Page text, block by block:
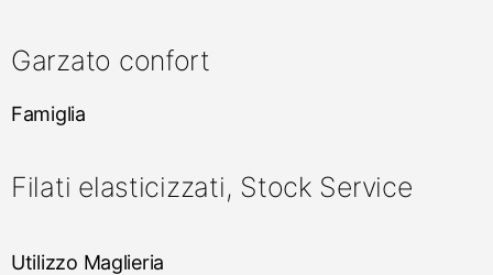
Garzato confort
Famiglia
Filati elasticizzati, Stock Service
Utilizzo Maglieria